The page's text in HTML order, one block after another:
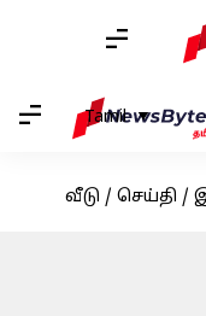
Tamil
வீடு / செய்தி /